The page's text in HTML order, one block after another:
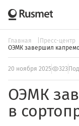
Главная Пресс-центр
ОЭМК завершил
20 ноября 2025 323
ОЭМК
в